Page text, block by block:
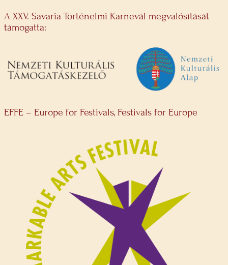
A XXV. Savaria Történelmi Karnevál megvalósítását
támogatta:
EFFE – Europe for Festivals, Festivals for Europe